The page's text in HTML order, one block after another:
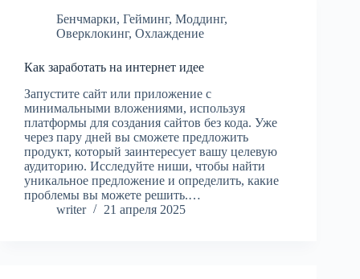
Бенчмарки, Гейминг, Моддинг,
Оверклокинг, Охлаждение
Как заработать на интернет идее
Запустите сайт или приложение с
минимальными вложениями, используя
платформы для создания сайтов без кода. Уже
через пару дней вы сможете предложить
продукт, который заинтересует вашу целевую
аудиторию. Исследуйте ниши, чтобы найти
уникальное предложение и определить, какие
проблемы вы можете решить.…
writer
21 апреля 2025